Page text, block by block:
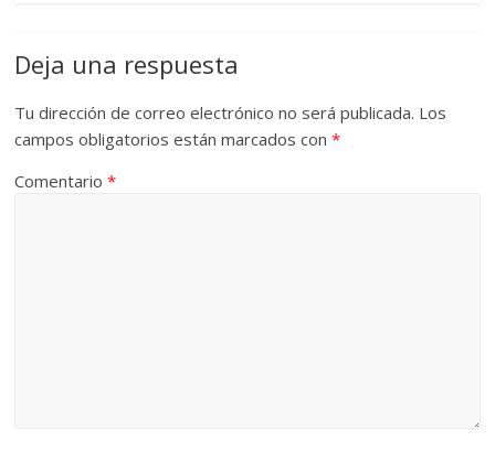
Deja una respuesta
Tu dirección de correo electrónico no será publicada. Los
campos obligatorios están marcados con*
Comentario*